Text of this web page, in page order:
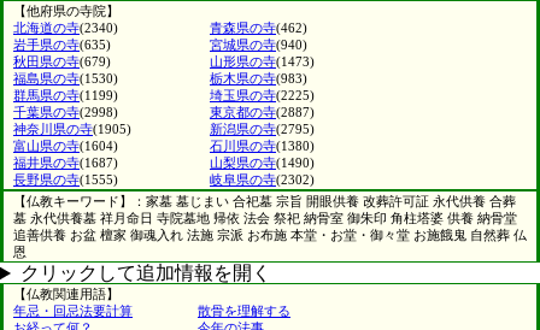
【他府県の寺院】
北海道の寺(2340) 青森県の寺(462)
岩手県の寺(635) 宮城県の寺(940)
秋田県の寺(679) 山形県の寺(1473)
福島県の寺(1530) 栃木県の寺(983)
群馬県の寺(1199) 埼玉県の寺(2225)
千葉県の寺(2998) 東京都の寺(2887)
神奈川県の寺(1905) 新潟県の寺(2795)
富山県の寺(1604) 石川県の寺(1380)
福井県の寺(1687) 山梨県の寺(1490)
長野県の寺(1555) 岐阜県の寺(2302)
【仏教キーワード】：家墓 墓じまい 合祀墓 宗旨 開眼供養 改葬許可証 永代供養 合葬
墓 永代供養墓 祥月命日 寺院墓地 帰依 法会 祭祀 納骨室 御朱印 角柱塔婆 供養 納骨堂
追善供養 お盆 檀家 御魂入れ 法施 宗派 お布施 本堂・お堂・御々堂 お施餓鬼 自然葬 仏
恩
クリックして追加情報を開く
【仏教関連用語】
年忌・回忌法要計算
散骨を理解する